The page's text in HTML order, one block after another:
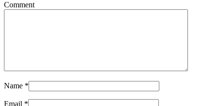
Comment
Name *
Email *